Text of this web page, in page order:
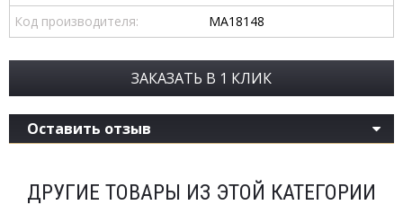
Код производителя:
МА18148
ЗАКАЗАТЬ В 1 КЛИК
Оставить отзыв
ДРУГИЕ ТОВАРЫ ИЗ ЭТОЙ КАТЕГОРИИ